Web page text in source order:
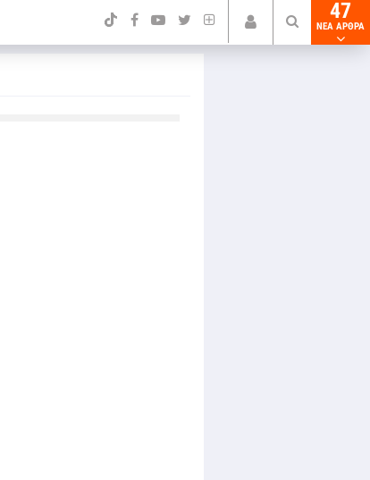
47
NEA ΑΡΘΡΑ